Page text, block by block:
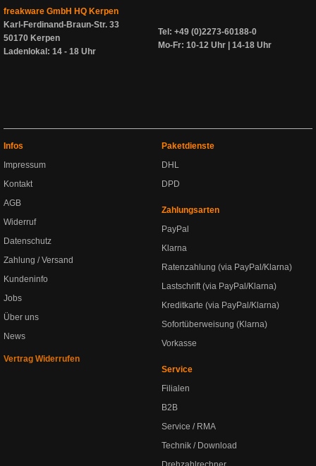
freakware GmbH HQ Kerpen
Karl-Ferdinand-Braun-Str. 33
50170 Kerpen
Ladenlokal: 14 - 18 Uhr
Tel: +49 (0)2273-60188-0
Mo-Fr: 10-12 Uhr | 14-18 Uhr
Infos
Impressum
Kontakt
AGB
Widerruf
Datenschutz
Zahlung / Versand
Kundeninfo
Jobs
Über uns
News
Vertrag Widerrufen
Paketdienste
DHL
DPD
Zahlungsarten
PayPal
Klarna
Ratenzahlung (via PayPal/Klarna)
Lastschrift (via PayPal/Klarna)
Kreditkarte (via PayPal/Klarna)
Sofortüberweisung (Klarna)
Vorkasse
Service
Filialen
B2B
Service / RMA
Technik / Download